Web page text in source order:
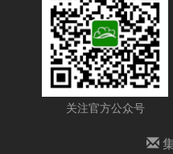
关注官方公众号